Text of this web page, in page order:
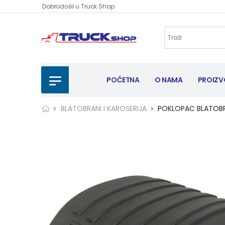
Dobrodošli u Truck Shop
POČETNA O NAMA
BLATOBRANI I KAROSERIJA POKLOPAC